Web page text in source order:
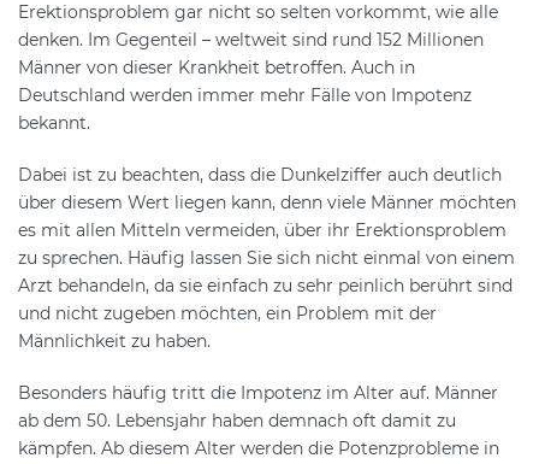
Erektionsproblem gar nicht so selten vorkommt, wie alle
denken. Im Gegenteil – weltweit sind rund 152 Millionen
Männer von dieser Krankheit betroffen. Auch in
Deutschland werden immer mehr Fälle von Impotenz
bekannt.
Dabei ist zu beachten, dass die Dunkelziffer auch deutlich
über diesem Wert liegen kann, denn viele Männer möchten
es mit allen Mitteln vermeiden, über ihr Erektionsproblem
zu sprechen. Häufig lassen Sie sich nicht einmal von einem
Arzt behandeln, da sie einfach zu sehr peinlich berührt sind
und nicht zugeben möchten, ein Problem mit der
Männlichkeit zu haben.
Besonders häufig tritt die Impotenz im Alter auf. Männer
ab dem 50. Lebensjahr haben demnach oft damit zu
kämpfen. Ab diesem Alter werden die Potenzprobleme in